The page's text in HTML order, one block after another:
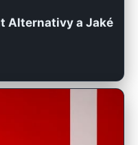
Alternativy a Jaké